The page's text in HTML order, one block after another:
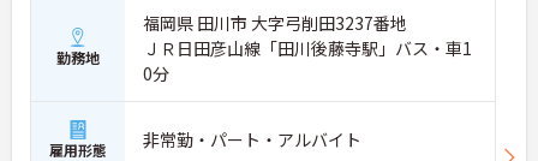
勤務地
福岡県 田川市 大字弓削田3237番地
ＪＲ日田彦山線「田川後藤寺駅」バス・車1
0分
雇用形態 非常勤・パート・アルバイト